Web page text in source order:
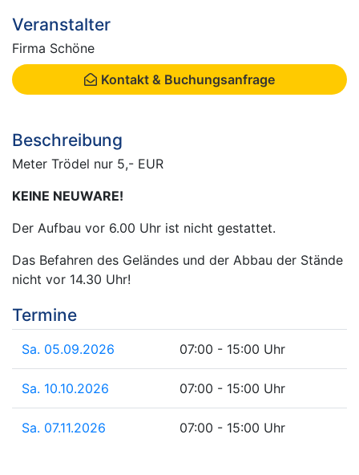
Veranstalter
Firma Schöne
Kontakt & Buchungsanfrage
Beschreibung
Meter Trödel nur 5,- EUR
KEINE NEUWARE!
Der Aufbau vor 6.00 Uhr ist nicht gestattet.
Das Befahren des Geländes und der Abbau der Stände
nicht vor 14.30 Uhr!
Termine
Sa. 05.09.2026 07:00 - 15:00 Uhr
Sa. 10.10.2026 07:00 - 15:00 Uhr
Sa. 07.11.2026 07:00 - 15:00 Uhr